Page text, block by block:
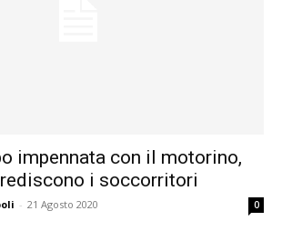
impennata con il motorino,
i soccorritori
- 21 Agosto 2020 0